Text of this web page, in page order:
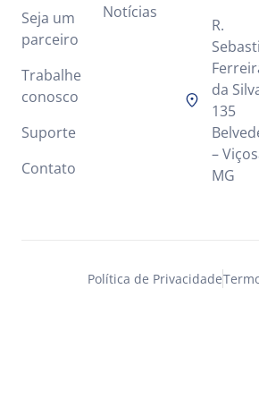
Seja um
parceiro
Trabalhe
conosco
Suporte
Contato
Notícias
R.
da
135
–
MG
Política de Privacidade